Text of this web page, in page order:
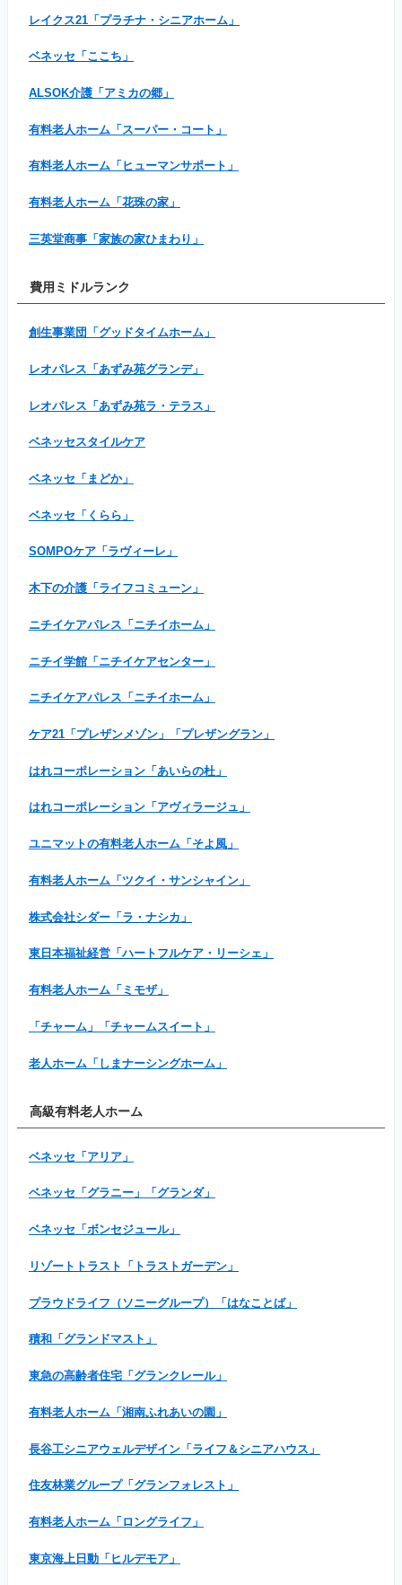
レイクス21「プラチナ・シニアホーム」
ベネッセ「ここち」
ALSOK介護「アミカの郷」
有料老人ホーム「スーパー・コート」
有料老人ホーム「ヒューマンサポート」
有料老人ホーム「花珠の家」
三英堂商事「家族の家ひまわり」
費用ミドルランク
創生事業団「グッドタイムホーム」
レオパレス「あずみ苑グランデ」
レオパレス「あずみ苑ラ・テラス」
ベネッセスタイルケア
ベネッセ「まどか」
ベネッセ「くらら」
SOMPOケア「ラヴィーレ」
木下の介護「ライフコミューン」
ニチイケアパレス「ニチイホーム」
ニチイ学館「ニチイケアセンター」
ニチイケアパレス「ニチイホーム」
ケア21「プレザンメゾン」「プレザングラン」
はれコーポレーション「あいらの杜」
はれコーポレーション「アヴィラージュ」
ユニマットの有料老人ホーム「そよ風」
有料老人ホーム「ツクイ・サンシャイン」
株式会社シダー「ラ・ナシカ」
東日本福祉経営「ハートフルケア・リーシェ」
有料老人ホーム「ミモザ」
「チャーム」「チャームスイート」
老人ホーム「しまナーシングホーム」
高級有料老人ホーム
ベネッセ「アリア」
ベネッセ「グラニー」「グランダ」
ベネッセ「ボンセジュール」
リゾートトラスト「トラストガーデン」
プラウドライフ（ソニーグループ）「はなことば」
積和「グランドマスト」
東急の高齢者住宅「グランクレール」
有料老人ホーム「湘南ふれあいの園」
長谷工シニアウェルデザイン「ライフ＆シニアハウス」
住友林業グループ「グランフォレスト」
有料老人ホーム「ロングライフ」
東京海上日動「ヒルデモア」